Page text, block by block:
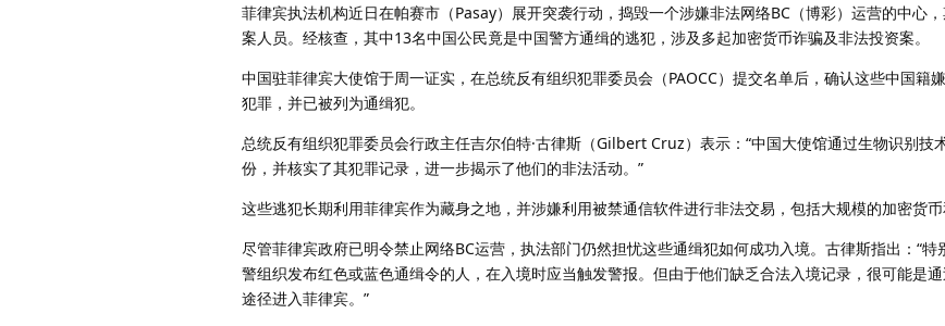
菲律宾执法机构近日在帕赛市（Pasay）展开突袭行动，捣毁一个涉嫌非法网络BC（博彩）运营的中心
案人员。经核查，其中13名中国公民竟是中国警方通缉的逃犯，涉及多起加密货币诈骗及非法投资案。
中国驻菲律宾大使馆于周一证实，在总统反有组织犯罪委员会（PAOCC）提交名单后，确认这些中国籍
犯罪，并已被列为通缉犯。
总统反有组织犯罪委员会行政主任吉尔伯特·古律斯（Gilbert Cruz）表示：“中国大使馆通过生物识别技
份，并核实了其犯罪记录，进一步揭示了他们的非法活动。”
这些逃犯长期利用菲律宾作为藏身之地，并涉嫌利用被禁通信软件进行非法交易，包括大规模的加密货币
尽管菲律宾政府已明令禁止网络BC运营，执法部门仍然担忧这些通缉犯如何成功入境。古律斯指出：“特
警组织发布红色或蓝色通缉令的人，在入境时应当触发警报。但由于他们缺乏合法入境记录，很可能是
途径进入菲律宾。”